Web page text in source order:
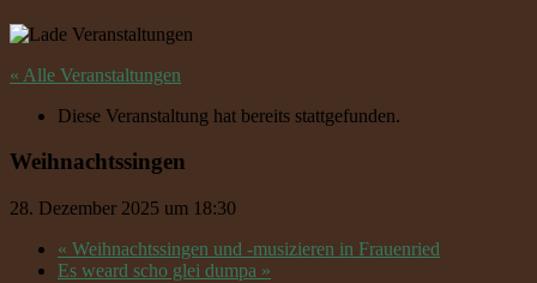
« Alle Veranstaltungen
Diese Veranstaltung hat bereits stattgefunden.
Weihnachtssingen
28. Dezember 2025 um 18:30
« Weihnachtssingen und -musizieren in Frauenried
Es weard scho glei dumpa »